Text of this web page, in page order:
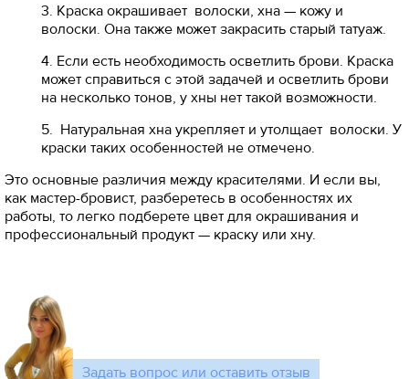
3. Краска окрашивает волоски, хна — кожу и
волоски. Она также может закрасить старый татуаж.
4. Если есть необходимость осветлить брови. Краска
может справиться с этой задачей и осветлить брови
на несколько тонов, у хны нет такой возможности.
5. Натуральная хна укрепляет и утолщает волоски. У
краски таких особенностей не отмечено.
Это основные различия между красителями. И если вы,
как мастер-бровист, разберетесь в особенностях их
работы, то легко подберете цвет для окрашивания и
профессиональный продукт — краску или хну.
Задать вопрос или оставить отзыв